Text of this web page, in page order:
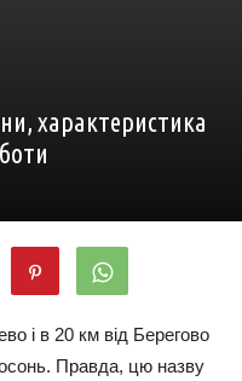
характеристика
і в 20 км від Берегово
Правда, цю назву